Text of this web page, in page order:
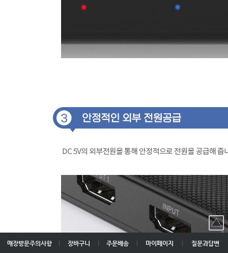
매장방문주의사항 장바구니 주문배송 마이페이지 질문과답변